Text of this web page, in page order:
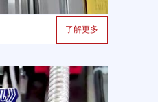
了解更多